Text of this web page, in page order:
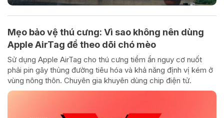
Mẹo bảo vệ thú cưng: Vì sao không nên dùng
Apple AirTag để theo dõi chó mèo
Sử dụng Apple AirTag cho thú cưng tiềm ẩn nguy cơ nuốt
phải pin gây thủng đường tiêu hóa và khả năng định vị kém ở
vùng nông thôn. Chuyên gia khuyên dùng chip điện tử.